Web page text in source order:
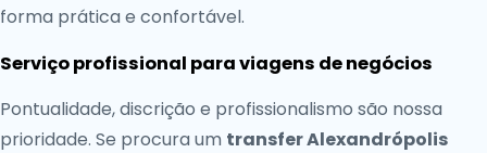
forma prática e confortável.
Serviço profissional para viagens de negócios
Pontualidade, discrição e profissionalismo são nossa
prioridade. Se procura um transfer Alexandrópolis